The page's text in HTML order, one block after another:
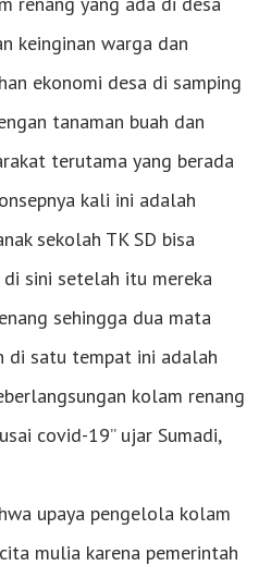
keinginan warga dan
ekonomi desa di samping
tanaman buah dan
terutama yang berada
kali ini adalah
sekolah TK SD bisa
sini setelah itu mereka
sehingga dua mata
di satu tempat ini adalah
kolam renang
covid-19” ujar Sumadi,
upaya pengelola kolam
mulia karena pemerintah